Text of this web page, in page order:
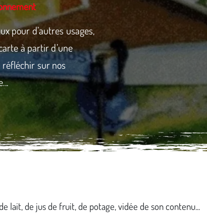
pour d’autres usages,
à partir d’une
sur nos
lait, de jus de fruit, de potage, vidée de son contenu...